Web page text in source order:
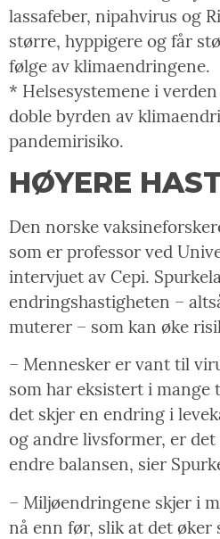
lassafeber, nipahvirus og
større, hyppigere og får
følge av klimaendringene.
* Helsesystemene i
doble byrden av
pandemirisiko.
HØYERE
Den norske
som er professor ved
intervjuet av Cepi.
endringshastigheten –
muterer – som kan øke
– Mennesker er vant til
som har eksistert i mange
det skjer en endring i
og andre livsformer, er
endre balansen, sier
– Miljøendringene skjer i
nå enn før, slik at det